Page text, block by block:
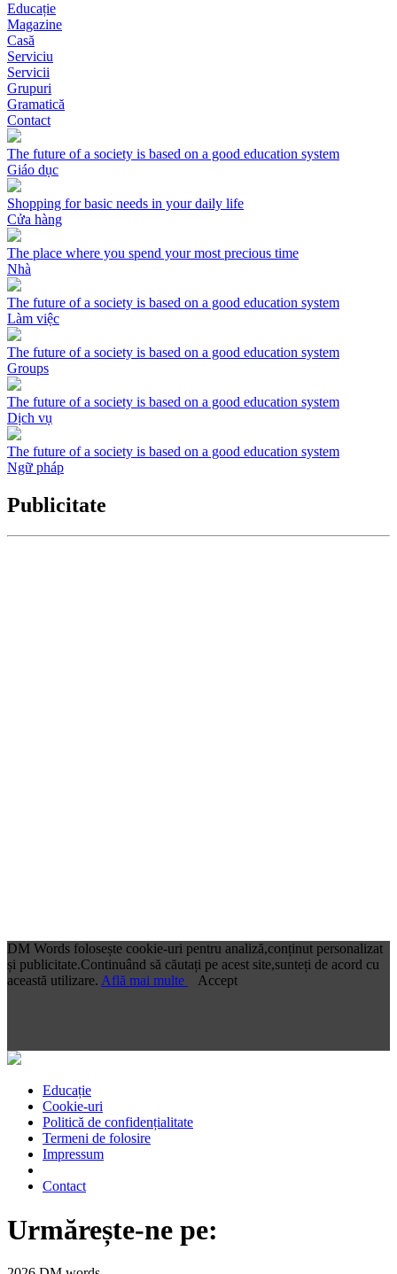
Educație
Magazine
Casă
Serviciu
Servicii
Grupuri
Gramatică
Contact
The future of a society is based on a good education system
Giáo dục
Shopping for basic needs in your daily life
Cửa hàng
The place where you spend your most precious time
Nhà
The future of a society is based on a good education system
Làm việc
The future of a society is based on a good education system
Groups
The future of a society is based on a good education system
Dịch vụ
The future of a society is based on a good education system
Ngữ pháp
Publicitate
DM Words folosește cookie-uri pentru analiză,conținut personalizat
și publicitate.Continuând să căutați pe acest site,sunteți de acord cu
această utilizare. Află mai multe Accept
Educație
Cookie-uri
Politică de confidențialitate
Termeni de folosire
Impressum
Contact
Urmărește-ne pe: